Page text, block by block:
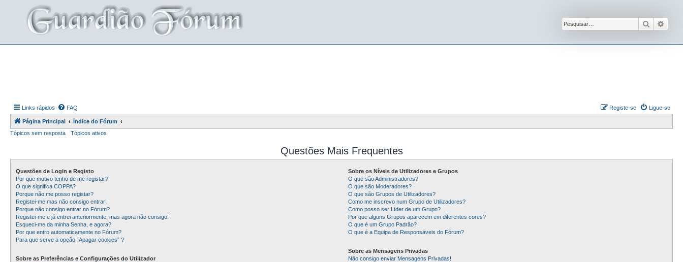
Pesquisar
Links rápidos FAQ Ligue-se
Registe-se
Página Principal
Índice do Fórum
Tópicos sem resposta
Tópicos ativos
Questões Mais Frequentes
Questões de Login e Registo
Por que motivo tenho de me registar?
O que significa COPPA?
Porque não me posso registar?
Registei-me mas não consigo entrar!
Porque não consigo entrar no Fórum?
Registei-me e já entrei anteriormente, mas agora não consigo!
Esqueci-me da minha Senha, e agora?
Por que entro automaticamente no Fórum?
Para que serve a opção “Apagar cookies” ?
Sobre as Preferências e Configurações do Utilizador
Sobre os Níveis de Utilizadores e Grupos
O que são Administradores?
O que são Moderadores?
O que são Grupos de Utilizadores?
Como me inscrevo num Grupo de Utilizadores?
Como posso ser Líder de um Grupo?
Por que alguns Grupos aparecem em diferentes cores?
O que é um Grupo Padrão?
O que é a Equipa de Responsáveis do Fórum?
Sobre as Mensagens Privadas
Não consigo enviar Mensagens Privadas!